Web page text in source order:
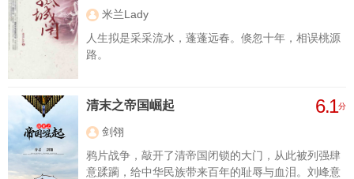
米兰Lady
人生拟是采采流水，蓬蓬远春。倏忽十年，相误桃源
路。
清末之帝国崛起 6.1分
剑翎
鸦片战争，敲开了清帝国闭锁的大门，从此被列强肆
意蹂躏，给中华民族带来百年的耻辱与血泪。刘峰意